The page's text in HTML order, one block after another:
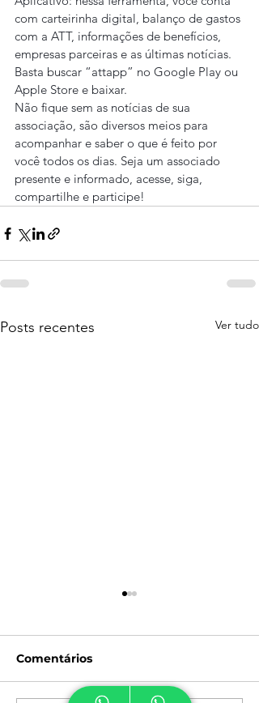
com carteirinha digital, balanço de gastos
com a ATT, informações de benefícios,
empresas parceiras e as últimas notícias.
Basta buscar “attapp” no Google Play ou
Apple Store e baixar.
Não fique sem as notícias de sua
associação, são diversos meios para
acompanhar e saber o que é feito por
você todos os dias. Seja um associado
presente e informado, acesse, siga,
compartilhe e participe!
Posts recentes Ver tudo
Comentários